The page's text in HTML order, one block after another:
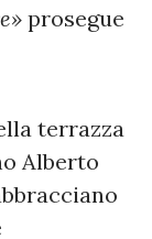
prosegue
terrazza
Alberto